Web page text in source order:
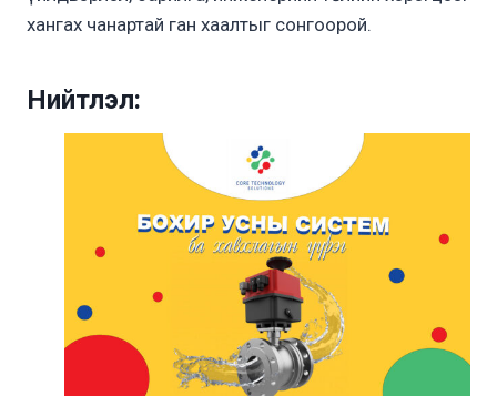
хангах чанартай ган хаалтыг сонгоорой.
Нийтлэл: